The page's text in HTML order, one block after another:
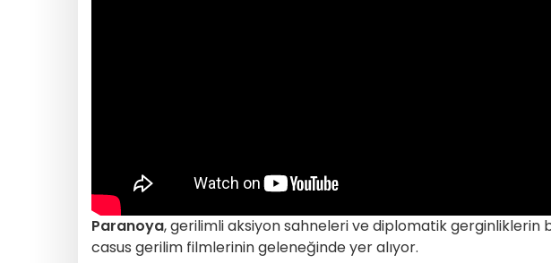
Paranoya, gerilimli aksiyon sahneleri ve diplomatik gerginliklerin
casus gerilim filmlerinin geleneğinde yer alıyor.